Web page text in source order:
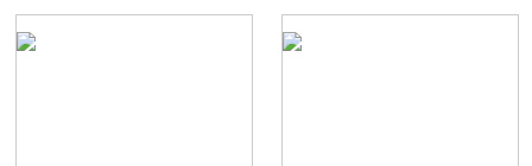
WF4AL-R
手、手尾、PVC手、塑料